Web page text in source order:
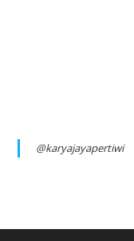
@karyajayapertiwi